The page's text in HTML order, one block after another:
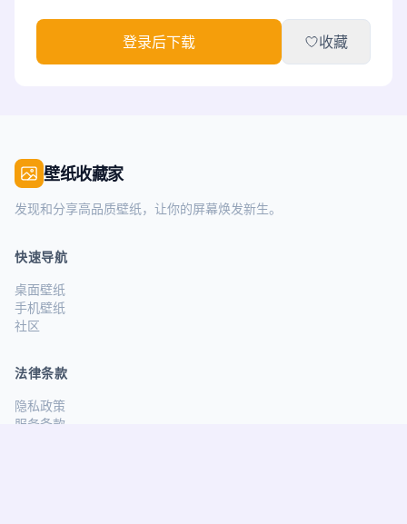
登录后下载 收藏
壁纸收藏家
发现和分享高品质壁纸，让你的屏幕焕发新生。
快速导航
桌面壁纸
手机壁纸
社区
法律条款
隐私政策
服务条款